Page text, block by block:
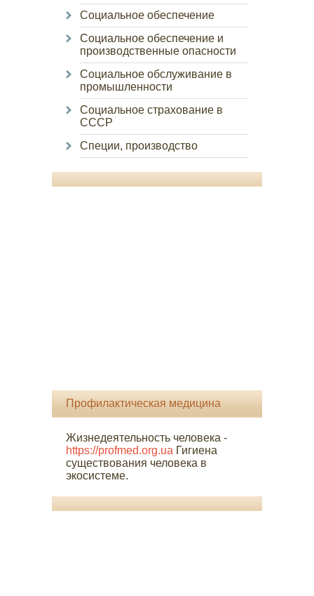
Социальное обеспечение
Социальное обеспечение и
производственные опасности
Социальное обслуживание в
промышленности
Социальное страхование в
СССР
Специи, производство
Профилактическая медицина
Жизнедеятельность человека -
https://profmed.org.ua Гигиена
существования человека в
экосистеме.